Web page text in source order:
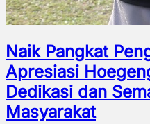
Naik Pangkat
Apresiasi
Dedikasi dan
Masyarakat